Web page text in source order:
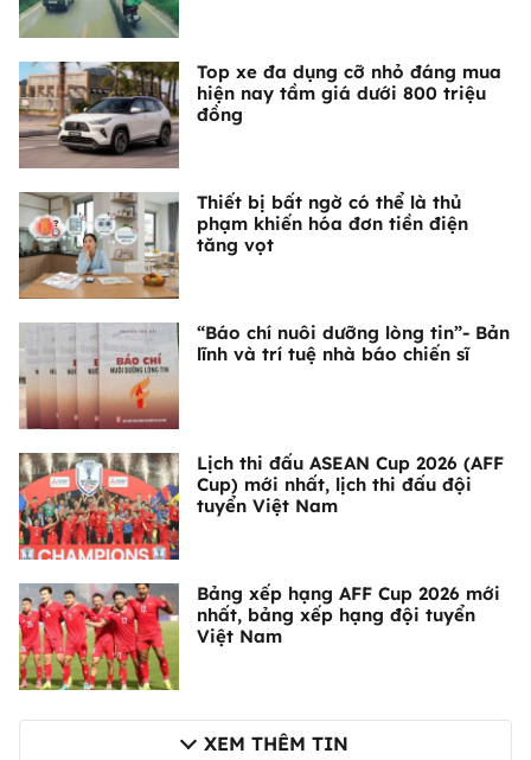
Top xe đa dụng cỡ nhỏ đáng mua
hiện nay tầm giá dưới 800 triệu
đồng
Thiết bị bất ngờ có thể là thủ
phạm khiến hóa đơn tiền điện
tăng vọt
“Báo chí nuôi dưỡng lòng tin”- Bản
lĩnh và trí tuệ nhà báo chiến sĩ
Lịch thi đấu ASEAN Cup 2026 (AFF
Cup) mới nhất, lịch thi đấu đội
tuyển Việt Nam
Bảng xếp hạng AFF Cup 2026 mới
nhất, bảng xếp hạng đội tuyển
Việt Nam
XEM THÊM TIN